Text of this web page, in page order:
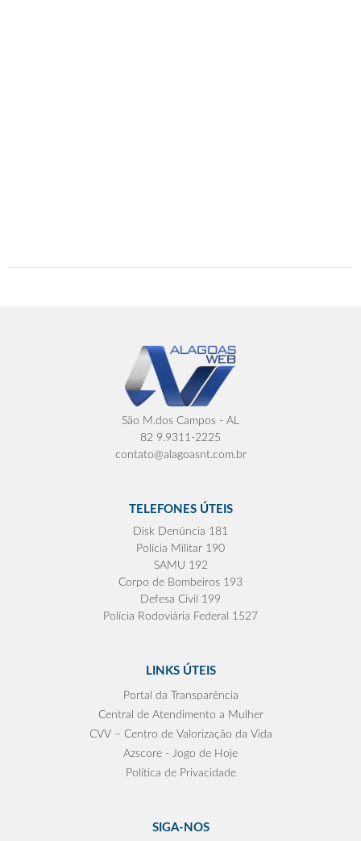
São M.dos Campos - AL
82 9.9311-2225
contato@alagoasnt.com.br
TELEFONES ÚTEIS
Disk Denúncia 181
Polícia Militar 190
SAMU 192
Corpo de Bombeiros 193
Defesa Civil 199
Polícia Rodoviária Federal 1527
LINKS ÚTEIS
Portal da Transparência
Central de Atendimento a Mulher
CVV – Centro de Valorização da Vida
Azscore - Jogo de Hoje
Política de Privacidade
SIGA-NOS